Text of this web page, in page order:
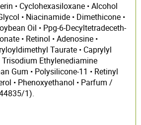
• Cyclohexasiloxane • Alcohol
• Niacinamide • Dimethicone •
Oil • Ppg-6-Decyltetradeceth-
• Retinol • Adenosine •
Taurate • Caprylyl
Trisodium Ethylenediamine
Gum • Polysilicone-11 • Retinyl
• Phenoxyethanol • Parfum /
1).